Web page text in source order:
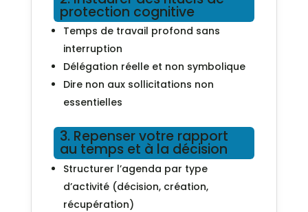
protection cognitive
Temps de travail profond sans
interruption
Délégation réelle et non symbolique
Dire non aux sollicitations non
essentielles
3. Repenser votre rapport
au temps et à la décision
Structurer l’agenda par type
d’activité (décision, création,
récupération)